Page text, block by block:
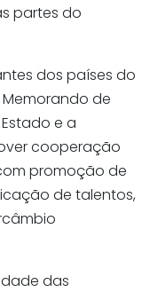
partes do
dos países do
Memorando de
e a
cooperação
promoção de
de talentos,
das